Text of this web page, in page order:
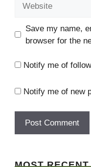
Save my name,
browser for the
Notify me of
Notify me of new
MOST RECENT